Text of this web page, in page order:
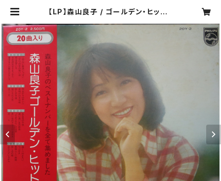
【LP】森山良子 / ゴールデン・ヒット |